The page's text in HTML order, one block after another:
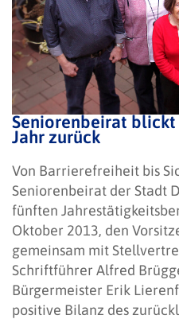
Seniorenbeirat
Jahr zurück
Von Barrierefreiheit bis
Seniorenbeirat der Stadt
fünften
Oktober 2013, den
gemeinsam mit
Schriftführer Alfred
Bürgermeister Erik
positive Bilanz des